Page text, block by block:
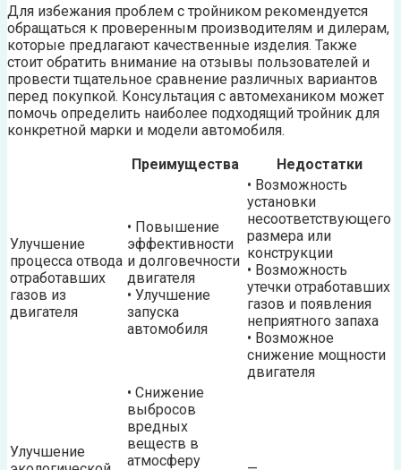
Для избежания проблем с тройником рекомендуется
обращаться к проверенным производителям и дилерам,
которые предлагают качественные изделия. Также
стоит обратить внимание на отзывы пользователей и
провести тщательное сравнение различных вариантов
перед покупкой. Консультация с автомехаником может
помочь определить наиболее подходящий тройник для
конкретной марки и модели автомобиля.
Преимущества
Недостатки
Улучшение
процесса отвода
отработавших
газов из
двигателя
• Повышение
эффективности
и долговечности
двигателя
• Улучшение
запуска
автомобиля
• Возможность
установки
несоответствующего
размера или
конструкции
• Возможность
утечки отработавших
газов и появления
неприятного запаха
• Возможное
снижение мощности
двигателя
Улучшение
• Снижение
выбросов
вредных
веществ в
атмосферу